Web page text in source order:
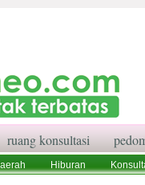
ruang konsultasi
Hiburan